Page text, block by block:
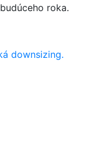
roka.
downsizing.